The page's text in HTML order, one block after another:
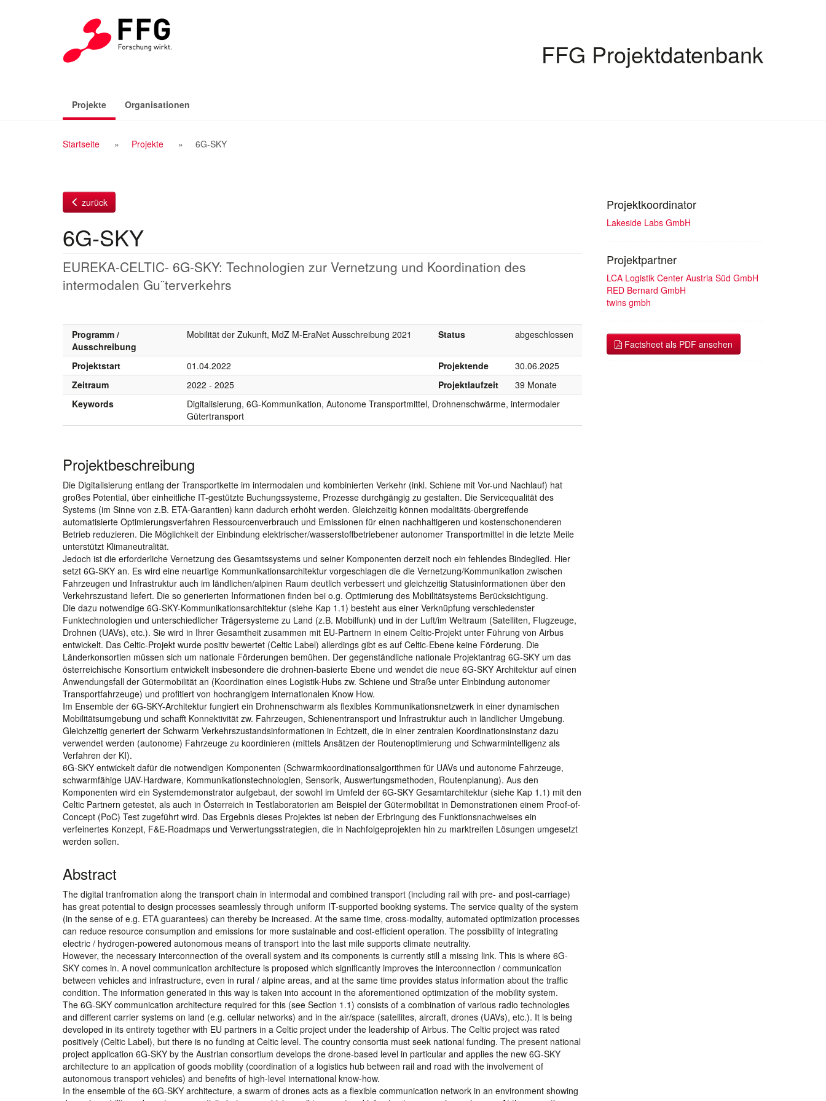
FFG Projektdatenbank
Projekte(aktiv)Organisationen
Breadcrumb
Startseite Projekte 6G-SKY
zurück
6G-SKY
EUREKA-CELTIC- 6G-SKY: Technologien zur Vernetzung und Koordination des
intermodalen Gu¨terverkehrs
Programm /
Ausschreibung
Mobilität der Zukunft, MdZ M-EraNet Ausschreibung 2021 Status abgeschlossen
Projektstart 01.04.2022 Projektende
30.06.2025
Zeitraum
2022 - 2025 Projektlaufzeit
39 Monate
Keywords
Digitalisierung, 6G-Kommunikation, Autonome Transportmittel, Drohnenschwärme, intermodaler
Gütertransport
Projektbeschreibung
Die Digitalisierung entlang der Transportkette im intermodalen und kombinierten Verkehr (inkl. Schiene mit Vor-und Nachlauf) hat
großes Potential, über einheitliche IT-gestützte Buchungssysteme, Prozesse durchgängig zu gestalten. Die Servicequalität des
Systems (im Sinne von z.B. ETA-Garantien) kann dadurch erhöht werden. Gleichzeitig können modalitäts-übergreifende
automatisierte Optimierungsverfahren Ressourcenverbrauch und Emissionen für einen nachhaltigeren und kostenschonenderen
Betrieb reduzieren. Die Möglichkeit der Einbindung elektrischer/wasserstoffbetriebener autonomer Transportmittel in die letzte Meile
unterstützt Klimaneutralität.
Jedoch ist die erforderliche Vernetzung des Gesamtssystems und seiner Komponenten derzeit noch ein fehlendes Bindeglied. Hier
setzt 6G-SKY an. Es wird eine neuartige Kommunikationsarchitektur vorgeschlagen die die Vernetzung/Kommunikation zwischen
Fahrzeugen und Infrastruktur auch im ländlichen/alpinen Raum deutlich verbessert und gleichzeitig Statusinformationen über den
Verkehrszustand liefert. Die so generierten Informationen finden bei o.g. Optimierung des Mobilitätsystems Berücksichtigung.
Die dazu notwendige 6G-SKY-Kommunikationsarchitektur (siehe Kap 1.1) besteht aus einer Verknüpfung verschiedenster
Funktechnologien und unterschiedlicher Trägersysteme zu Land (z.B. Mobilfunk) und in der Luft/im Weltraum (Satelliten, Flugzeuge,
Drohnen (UAVs), etc.). Sie wird in Ihrer Gesamtheit zusammen mit EU-Partnern in einem Celtic-Projekt unter Führung von Airbus
entwickelt. Das Celtic-Projekt wurde positiv bewertet (Celtic Label) allerdings gibt es auf Celtic-Ebene keine Förderung. Die
Länderkonsortien müssen sich um nationale Förderungen bemühen. Der gegenständliche nationale Projektantrag 6G-SKY um das
österreichische Konsortium entwickelt insbesondere die drohnen-basierte Ebene und wendet die neue 6G-SKY Architektur auf einen
Anwendungsfall der Gütermobilität an (Koordination eines Logistik-Hubs zw. Schiene und Straße unter Einbindung autonomer
Transportfahrzeuge) und profitiert von hochrangigem internationalen Know How.
Im Ensemble der 6G-SKY-Architektur fungiert ein Drohnenschwarm als flexibles Kommunikationsnetzwerk in einer dynamischen
Mobilitätsumgebung und schafft Konnektivität zw. Fahrzeugen, Schienentransport und Infrastruktur auch in ländlicher Umgebung.
Gleichzeitig generiert der Schwarm Verkehrszustandsinformationen in Echtzeit, die in einer zentralen Koordinationsinstanz dazu
verwendet werden (autonome) Fahrzeuge zu koordinieren (mittels Ansätzen der Routenoptimierung und Schwarmintelligenz als
Verfahren der KI).
6G-SKY entwickelt dafür die notwendigen Komponenten (Schwarmkoordinationsalgorithmen für UAVs und autonome Fahrzeuge,
schwarmfähige UAV-Hardware, Kommunikationstechnologien, Sensorik, Auswertungsmethoden, Routenplanung). Aus den
Komponenten wird ein Systemdemonstrator aufgebaut, der sowohl im Umfeld der 6G-SKY Gesamtarchitektur (siehe Kap 1.1) mit den
Celtic Partnern getestet, als auch in Österreich in Testlaboratorien am Beispiel der Gütermobilität in Demonstrationen einem Proof-of-
Concept (PoC) Test zugeführt wird. Das Ergebnis dieses Projektes ist neben der Erbringung des Funktionsnachweises ein
verfeinertes Konzept, F&E-Roadmaps und Verwertungsstrategien, die in Nachfolgeprojekten hin zu marktreifen Lösungen umgesetzt
werden sollen.
Abstract
The digital tranfromation along the transport chain in intermodal and combined transport (including rail with pre- and post-carriage)
has great potential to design processes seamlessly through uniform IT-supported booking systems. The service quality of the system
(in the sense of e.g. ETA guarantees) can thereby be increased. At the same time, cross-modality, automated optimization processes
can reduce resource consumption and emissions for more sustainable and cost-efficient operation. The possibility of integrating
electric / hydrogen-powered autonomous means of transport into the last mile supports climate neutrality.
However, the necessary interconnection of the overall system and its components is currently still a missing link. This is where 6G-
SKY comes in. A novel communication architecture is proposed which significantly improves the interconnection / communication
between vehicles and infrastructure, even in rural / alpine areas, and at the same time provides status information about the traffic
condition. The information generated in this way is taken into account in the aforementioned optimization of the mobility system.
The 6G-SKY communication architecture required for this (see Section 1.1) consists of a combination of various radio technologies
and different carrier systems on land (e.g. cellular networks) and in the air/space (satellites, aircraft, drones (UAVs), etc.). It is being
developed in its entirety together with EU partners in a Celtic project under the leadership of Airbus. The Celtic project was rated
positively (Celtic Label), but there is no funding at Celtic level. The country consortia must seek national funding. The present national
project application 6G-SKY by the Austrian consortium develops the drone-based level in particular and applies the new 6G-SKY
architecture to an application of goods mobility (coordination of a logistics hub between rail and road with the involvement of
autonomous transport vehicles) and benefits of high-level international know-how.
In the ensemble of the 6G-SKY architecture, a swarm of drones acts as a flexible communication network in an environment showing
Projektkoordinator
Lakeside Labs GmbH
Projektpartner
LCA Logistik Center Austria Süd GmbH
RED Bernard GmbH
twins gmbh
Factsheet als PDF ansehen